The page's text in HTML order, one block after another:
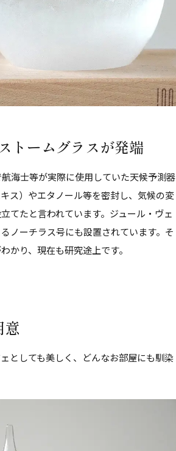
トームグラスが発端
海士等が実際に使用していた天候予測器
ス）やエタノール等を密封し、気候の変
てたと言われています。ジュール・ヴェ
ノーチラス号にも設置されています。そ
かり、現在も研究途上です。
意
としても美しく、どんなお部屋にも馴染